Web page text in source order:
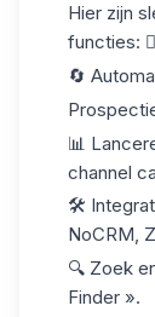
Hier zijn
functies:
🔄
📊
channel
🛠️
NoCRM,
🔍 Zoek
Finder ».